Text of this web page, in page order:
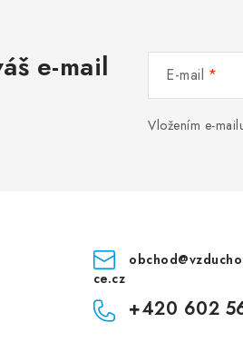
e-mail E-mail
Vložením e-
obchod@
ce.cz
+420 602